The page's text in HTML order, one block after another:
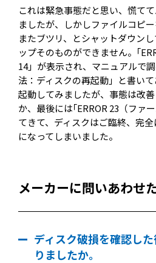
これは緊急事態だと思い、慌て
ましたが、しかしファイルコピ
またブツリ、とシャットダウン
ップそのものができません。｢
14」が表示され、マニュアルで
法：ディスクの再起動」と書い
起動してみましたが、事態は改
か、最後には｢ERROR 23（ファ
てきて、ディスクはご臨終、完
になってしまいました。
メーカーに問いあわせ
ディスク破損を確認し
りましたか。